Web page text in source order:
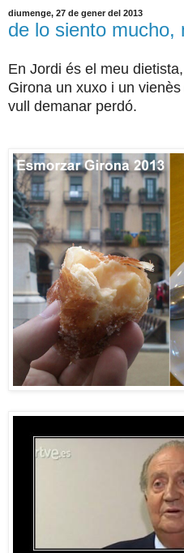
diumenge, 27 de gener del 2013
de lo siento mucho,
En Jordi és el meu
Girona un xuxo i un
vull demanar perdó.